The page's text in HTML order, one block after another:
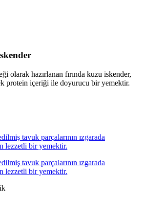
olarak hazırlanan fırında kuzu iskender,
protein içeriği ile doyurucu bir yemektir.
tavuk parçalarının ızgarada
lezzetli bir yemektir.
tavuk parçalarının ızgarada
lezzetli bir yemektir.